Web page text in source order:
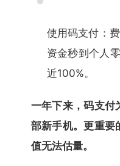
使用码支付：
资金秒到个人
近100%。
一年下来，码支付
部新手机。更重要
值无法估量。